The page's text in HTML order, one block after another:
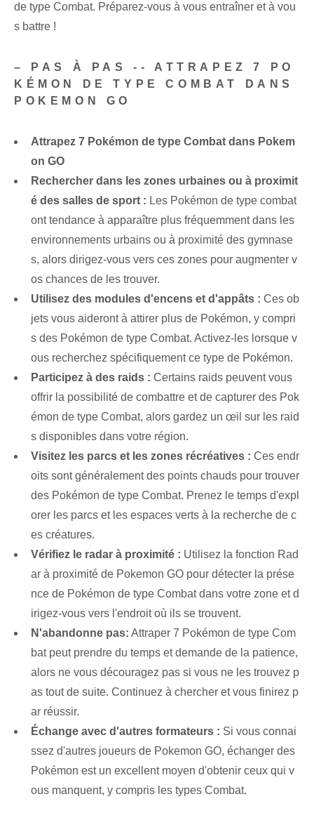
de type Combat. Préparez-vous à vous entraîner et à vou
s battre !
– PAS À PAS -- ATTRAPEZ 7 PO
KÉMON DE TYPE COMBAT DANS
POKEMON GO
Attrapez 7 Pokémon de type Combat dans Pokem
on GO
Rechercher dans les zones urbaines ou à proximit
é des salles de sport : Les Pokémon de type combat
ont tendance à apparaître plus fréquemment dans les
environnements urbains ou à proximité des gymnase
s, alors dirigez-vous vers ces zones pour augmenter v
os chances de les trouver.
Utilisez des modules d'encens et d'appâts : Ces ob
jets vous aideront à attirer plus de Pokémon, y compri
s des Pokémon de type Combat. Activez-les lorsque v
ous recherchez spécifiquement ce type de Pokémon.
Participez à des raids : Certains raids peuvent vous
offrir la possibilité de combattre et de capturer des Pok
émon de type Combat, alors gardez un œil sur les raid
s disponibles dans votre région.
Visitez les parcs et les zones récréatives : Ces endr
oits sont généralement des points chauds pour trouver
des Pokémon de type Combat. Prenez le temps d'expl
orer les parcs et les espaces verts à la recherche de c
es créatures.
Vérifiez le radar à proximité : Utilisez la fonction Rad
ar à proximité de Pokemon GO pour détecter la prése
nce de Pokémon de type Combat dans votre zone et d
irigez-vous vers l'endroit où ils se trouvent.
N'abandonne pas: Attraper 7 Pokémon de type Com
bat peut prendre du temps et demande de la patience,
alors ne vous découragez pas si vous ne les trouvez p
as tout de suite. Continuez à chercher et vous finirez p
ar réussir.
Échange avec d'autres formateurs : Si vous connai
ssez d'autres joueurs de Pokemon GO, échanger des
Pokémon est un excellent moyen d'obtenir ceux qui v
ous manquent, y compris les types Combat.